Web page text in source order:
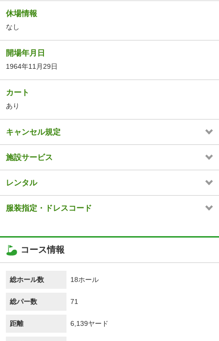
休場情報
なし
開場年月日
1964年11月29日
カート
あり
キャンセル規定
施設サービス
レンタル
服装指定・ドレスコード
コース情報
総ホール数 18ホール
総パー数 71
距離 6,139ヤード